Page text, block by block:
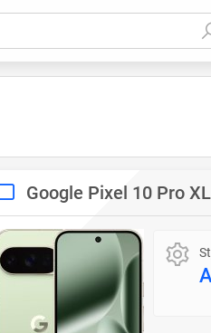
Google Pixel 10 Pro XL